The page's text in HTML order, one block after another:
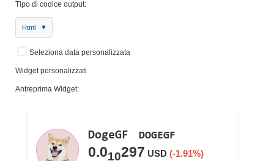
Tipo di codice output:
Html
Seleziona data personalizzata
Widget personalizzati
Antreprima Widget: